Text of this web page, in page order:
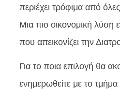
περιέχει τρόφιμα από
Μια πιο οικονομική λύση
που απεικονίζει την
Για το ποια επιλογή θα
ενημερωθείτε με το